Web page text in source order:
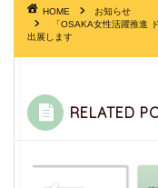
HOME
お知らせ
「OSAKA女性活躍推進
出展します
RELATED